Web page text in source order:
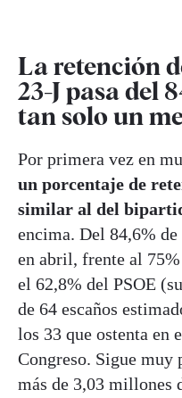
La retención
23-J pasa del
tan solo un
Por primera vez en
un porcentaje de
similar al del
encima. Del 84,6%
en abril, frente al
el 62,8% del PSOE
de 64 escaños
los 33 que ostenta en
Congreso. Sigue muy
más de 3,03 millones